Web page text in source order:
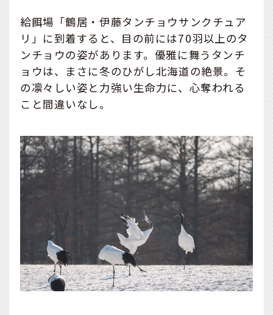
給餌場「鶴居・伊藤タンチョウサンクチュア
リ」に到着すると、目の前には70羽以上のタ
ンチョウの姿があります。優雅に舞うタンチ
ョウは、まさに冬のひがし北海道の絶景。そ
の凛々しい姿と力強い生命力に、心奪われる
こと間違いなし。